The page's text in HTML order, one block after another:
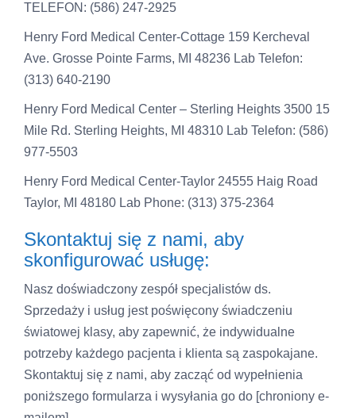
TELEFON: (586) 247-2925
Henry Ford Medical Center-Cottage 159 Kercheval
Ave. Grosse Pointe Farms, MI 48236 Lab Telefon:
(313) 640-2190
Henry Ford Medical Center – Sterling Heights 3500 15
Mile Rd. Sterling Heights, MI 48310 Lab Telefon: (586)
977-5503
Henry Ford Medical Center-Taylor 24555 Haig Road
Taylor, MI 48180 Lab Phone: (313) 375-2364
Skontaktuj się z nami, aby
skonfigurować usługę:
Nasz doświadczony zespół specjalistów ds.
Sprzedaży i usług jest poświęcony świadczeniu
światowej klasy, aby zapewnić, że indywidualne
potrzeby każdego pacjenta i klienta są zaspokajane.
Skontaktuj się z nami, aby zacząć od wypełnienia
poniższego formularza i wysyłania go do [chroniony e-